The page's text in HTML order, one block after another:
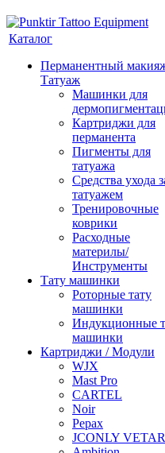
Каталог
Перманентный
Татуаж
Машинки для
Картриджи для
перманента
Пигменты для
татуажа
Средства ухода
татуажем
Тренировочные
коврики
Расходные
материлы/
Инструменты
Тату машинки
Роторные тату
машинки
Индукционные
машинки
Картриджи / Модули
WJX
Mast Pro
CARTEL
Noir
Pepax
JCONLY VETAR